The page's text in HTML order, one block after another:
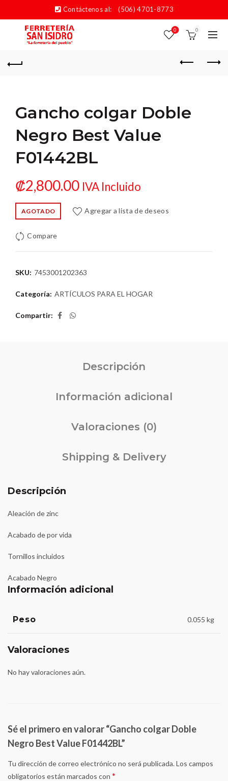
Contáctenos al: (506) 4701-8773
0 0
Gancho colgar Doble
Negro Best Value
F01442BL
₡2,800.00 IVA Incluido
AGOTADO Agregar a lista de deseos
Compare
SKU: 7453001202363
Categoría: ARTÍCULOS PARA EL HOGAR
Compartir
Descripción
Información adicional
Valoraciones (0)
Shipping & Delivery
Descripción
Aleación de zinc
Acabado de por vida
Tornillos incluidos
Acabado Negro
Información adicional
Peso 0.055 kg
Valoraciones
No hay valoraciones aún.
Sé el primero en valorar “Gancho colgar Doble
Negro Best Value F01442BL”
Tu dirección de correo electrónico no será publicada.Los campos
obligatorios están marcados con *